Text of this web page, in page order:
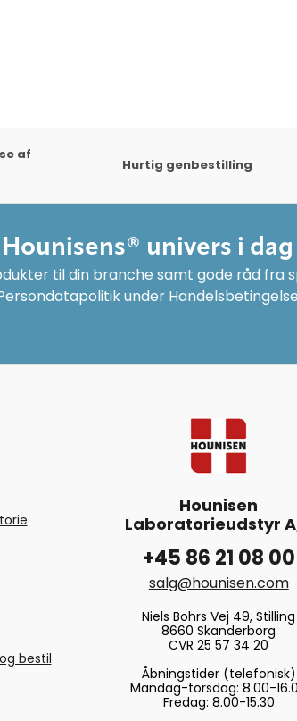
af
Hurtig genbestilling
univers i dag
til din branche samt gode råd fra
under
bestil
Hounisen
Laboratorieudstyr
+45 86 21 08 00
salg@hounisen.com
Niels Bohrs Vej 49, Stilling
8660 Skanderborg
CVR 25 57 34 20
Åbningstider (telefonisk)
Mandag-torsdag: 8.00-
Fredag: 8.00-15.30